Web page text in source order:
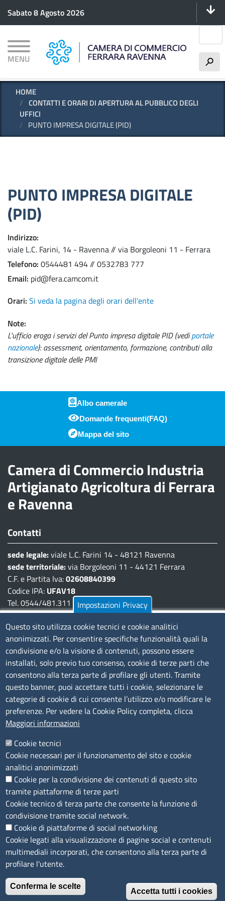
principale
Sabato 8 Agosto 2026
MENU h
HOME
CONTATTI E ORARI DI APERTURA AL PUBBLICO DEGLI
UFFICI
PUNTO IMPRESA DIGITALE (PID)
PUNTO IMPRESA DIGITALE
(PID)
Indirizzo
viale L.C. Farini, 14 - Ravenna // via Borgoleoni 11 - Ferrara
Telefono 0544481 494 // 0532783 777
Email pid@fera.camcom.it
Orari Si veda la pagina degli orari dell'ente
Note
L'ufficio eroga i servizi del Punto impresa digitale PID (vediportale
nazionale): assessment, orientamento, formazione, contributi alla
transizione digitale delle PMI
Piè di pagina
Albo camerale
Domande frequenti(FAQ)
Mappa del sito
Camera di Commercio Industria
Artigianato Agricoltura di Ferrara
e Ravenna
Contatti
sede legale:viale L.C. Farini 14 - 48121 Ravenna
sede territoriale:via Borgoleoni 11 - 44121 Ferrara
C.F. e Partita Iva:02608840399
Codice IPA: UFAV18
Tel. 0544/481.311 - 0532/783.711
Pec:cciaa@pec.fera.camcom.it
Amministrazione Trasparente
Bandi di gara
Bilanci
Concorsi e selezioni
Procedimenti
Provvedimenti
Seguici su
Sito web
Accesso riservato
Mappa del sito
Menù privacy
Cookie Note legali
Privacy
Dichiarazione di Accessibilità
© 2026 Camere di Commercio di Ferrara Ravenna
Impostazioni Privacy
Questo sito utilizza cookie tecnici e cookie analitici
anonimizzati. Per consentire specifiche funzionalità quali la
condivisione e/o la visione di contenuti, possono essere
installati, solo previo tuo consenso, cookie di terze parti che
consentono alla terza parte di profilare gli utenti. Tramite
questo banner, puoi accettare tutti i cookie, selezionare le
categorie di cookie di cui consente l’utilizzo e/o modificare le
preferenze. Per vedere la Cookie Policy completa, clicca
Maggiori informazioni
Cookie tecnici
Cookie necessari per il funzionamento del sito e cookie
analitici anonimizzati
Cookie per la condivisione dei contenuti di questo sito
tramite piattaforme di terze parti
Cookie tecnico di terza parte che consente la funzione di
condivisione tramite social network.
Cookie di piattaforme di social networking
Cookie legati alla visualizzazione di pagine social e contenuti
multimediali incorporati, che consentono alla terza parte di
profilare l'utente.
Conferma le scelte
Accetta tutti i cookies